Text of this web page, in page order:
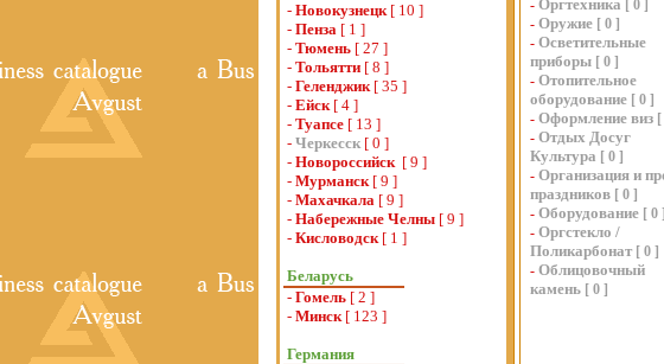
- Новокузнецк[ 10 ]
- Пенза [ 1 ]
- Тюмень [ 27 ]
- Тольятти [ 8 ]
- Геленджик[ 35 ]
- Ейск[ 4 ]
- Туапсе [ 13 ]
- Черкесск [ 0 ]
- Новороссийск [ 9 ]
- Мурманск[ 9 ]
- Махачкала [ 9 ]
- Набережные Челны [ 9 ]
- Кисловодск[ 1 ]
Беларусь
- Гомель [ 2 ]
- Минск[ 123 ]
Германия
- Оргтехника [ 0 ]
- Оружие [ 0 ]
- Осветительные
приборы [ 0 ]
- Отопительное
оборудование [ 0 ]
- Оформление виз [
- Отдых Досуг
Культура [ 0 ]
- Организация и
праздников [ 0 ]
- Оборудование [ 0 ]
- Оргстекло /
Поликарбонат [ 0 ]
- Облицовочный
камень [ 0 ]